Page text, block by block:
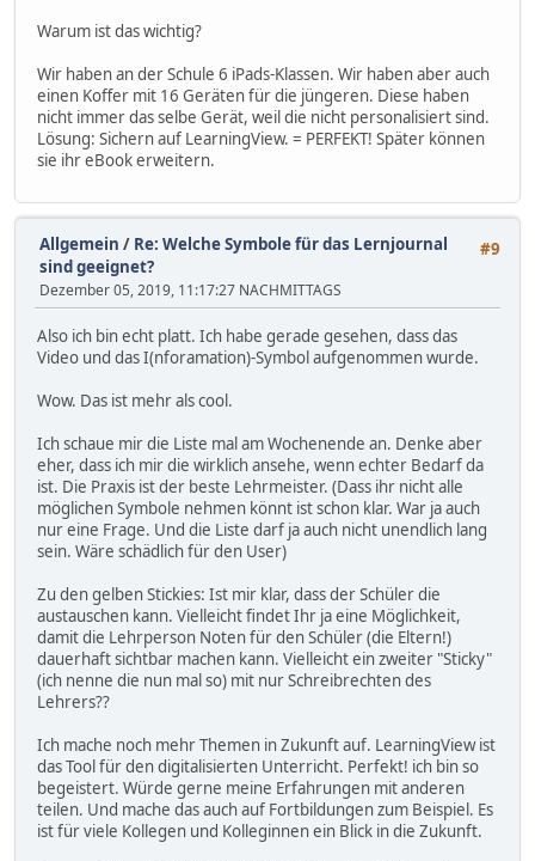
Warum ist das wichtig?
Wir haben an der Schule 6 iPads-Klassen. Wir haben aber auch
einen Koffer mit 16 Geräten für die jüngeren. Diese haben
nicht immer das selbe Gerät, weil die nicht personalisiert sind.
Lösung: Sichern auf LearningView. = PERFEKT! Später können
sie ihr eBook erweitern.
#9
Allgemein / Re: Welche Symbole für das Lernjournal
sind geeignet?
Dezember 05, 2019, 11:17:27 NACHMITTAGS
Also ich bin echt platt. Ich habe gerade gesehen, dass das
Video und das I(nforamation)-Symbol aufgenommen wurde.
Wow. Das ist mehr als cool.
Ich schaue mir die Liste mal am Wochenende an. Denke aber
eher, dass ich mir die wirklich ansehe, wenn echter Bedarf da
ist. Die Praxis ist der beste Lehrmeister. (Dass ihr nicht alle
möglichen Symbole nehmen könnt ist schon klar. War ja auch
nur eine Frage. Und die Liste darf ja auch nicht unendlich lang
sein. Wäre schädlich für den User)
Zu den gelben Stickies: Ist mir klar, dass der Schüler die
austauschen kann. Vielleicht findet Ihr ja eine Möglichkeit,
damit die Lehrperson Noten für den Schüler (die Eltern!)
dauerhaft sichtbar machen kann. Vielleicht ein zweiter "Sticky"
(ich nenne die nun mal so) mit nur Schreibrechten des
Lehrers??
Ich mache noch mehr Themen in Zukunft auf. LearningView ist
das Tool für den digitalisierten Unterricht. Perfekt! ich bin so
begeistert. Würde gerne meine Erfahrungen mit anderen
teilen. Und mache das auch auf Fortbildungen zum Beispiel. Es
ist für viele Kollegen und Kolleginnen ein Blick in die Zukunft.